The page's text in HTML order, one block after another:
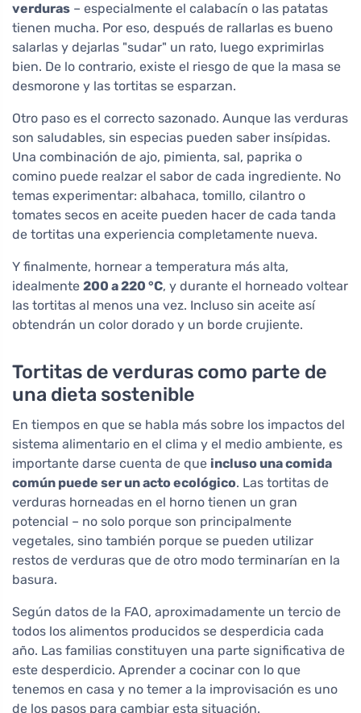
verduras – especialmente el calabacín o las patatas
tienen mucha. Por eso, después de rallarlas es bueno
salarlas y dejarlas "sudar" un rato, luego exprimirlas
bien. De lo contrario, existe el riesgo de que la masa se
desmorone y las tortitas se esparzan.
Otro paso es el correcto sazonado. Aunque las verduras
son saludables, sin especias pueden saber insípidas.
Una combinación de ajo, pimienta, sal, paprika o
comino puede realzar el sabor de cada ingrediente. No
temas experimentar: albahaca, tomillo, cilantro o
tomates secos en aceite pueden hacer de cada tanda
de tortitas una experiencia completamente nueva.
Y finalmente, hornear a temperatura más alta,
idealmente 200 a 220 °C, y durante el horneado voltear
las tortitas al menos una vez. Incluso sin aceite así
obtendrán un color dorado y un borde crujiente.
Tortitas de verduras como parte de
una dieta sostenible
En tiempos en que se habla más sobre los impactos del
sistema alimentario en el clima y el medio ambiente, es
importante darse cuenta de que incluso una comida
común puede ser un acto ecológico. Las tortitas de
verduras horneadas en el horno tienen un gran
potencial – no solo porque son principalmente
vegetales, sino también porque se pueden utilizar
restos de verduras que de otro modo terminarían en la
basura.
Según datos de la FAO, aproximadamente un tercio de
todos los alimentos producidos se desperdicia cada
año. Las familias constituyen una parte significativa de
este desperdicio. Aprender a cocinar con lo que
tenemos en casa y no temer a la improvisación es uno
de los pasos para cambiar esta situación.